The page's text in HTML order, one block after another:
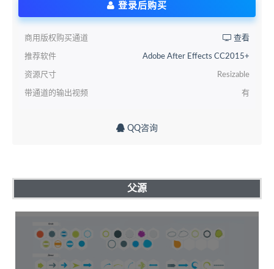
登录后购买
商用版权购买通道 查看
推荐软件 Adobe After Effects CC2015+
资源尺寸 Resizable
带通道的输出视频 有
QQ咨询
父源